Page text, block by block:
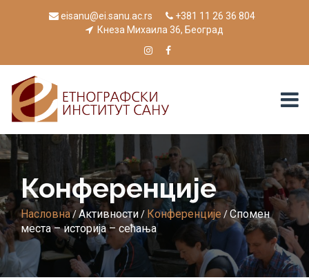
eisanu@ei.sanu.ac.rs
+381 11 26 36 804
Кнеза Михаила 36, Београд
Конференције
Насловна/Активности/ Конференције /Спомен
места – историја – сећања